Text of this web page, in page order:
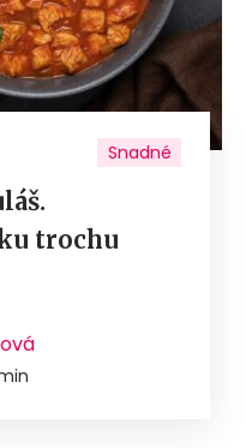
Snadné
trochu